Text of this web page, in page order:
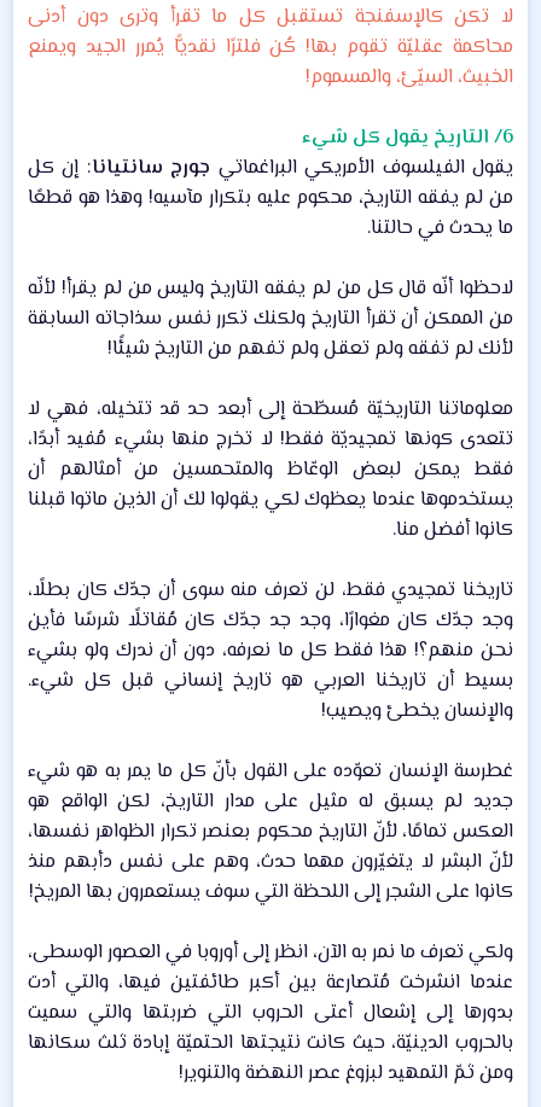
لا تكن كالإسفنجة تستقبل كل ما تقرأ وترى دون أدنى
محاكمة عقليّة تقوم بها! كُن فلترًا نقديًّا يُمرر الجيد ويمنع
الخبيث، السيّئ، والمسموم!
6/ التاريخ يقول كل شيء
يقول الفيلسوف الأمريكي البراغماتي جورج سانتيانا: إن كل
من لم يفقه التاريخ، محكوم عليه بتكرار مآسيه! وهذا هو قطعًا
ما يحدث في حالتنا.​
لاحظوا أنّه قال كل من لم يفقه التاريخ وليس من لم يقرأ! لأنّه
من الممكن أن تقرأ التاريخ ولكنك تكرر نفس سذاجاته السابقة
لأنك لم تفقه ولم تعقل ولم تفهم من التاريخ شيئًا!​
معلوماتنا التاريخيّة مُسطّحة إلى أبعد حد قد تتخيله، فهي لا
تتعدى كونها تمجيديّة فقط! لا تخرج منها بشيء مُفيد أبدًا،
فقط يمكن لبعض الوعّاظ والمتحمسين من أمثالهم أن
يستخدموها عندما يعظوك لكي يقولوا لك أن الذين ماتوا قبلنا
كانوا أفضل منا.​
تاريخنا تمجيدي فقط، لن تعرف منه سوى أن جدّك كان بطلًا،
وجد جدّك كان مغوارًا، وجد جد جدّك كان مُقاتلًا شرسًا فأين
نحن منهم؟! هذا فقط كل ما نعرفه، دون أن ندرك ولو بشيء
بسيط أن تاريخنا العربي هو تاريخ إنساني قبل كل شيء.
والإنسان يخطئ ويصيب!​
غطرسة الإنسان تعوّده على القول بأنّ كل ما يمر به هو شيء
جديد لم يسبق له مثيل على مدار التاريخ، لكن الواقع هو
العكس تمامًا، لأنّ التاريخ محكوم بعنصر تكرار الظواهر نفسها،
لأنّ البشر لا يتغيّرون مهما حدث، وهم على نفس دأبهم منذ
كانوا على الشجر إلى اللحظة التي سوف يستعمرون بها المريخ!​
ولكي تعرف ما نمر به الآن، انظر إلى أوروبا في العصور الوسطى،
عندما انشرخت مُتصارعة بين أكبر طائفتين فيها، والتي أدت
بدورها إلى إشعال أعتى الحروب التي ضربتها والتي سميت
بالحروب الدينيّة، حيث كانت نتيجتها الحتميّة إبادة ثلث سكانها
ومن ثمّ التمهيد لبزوغ عصر النهضة والتنوير!​